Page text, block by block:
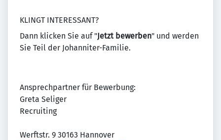
KLINGT INTERESSANT?
Dann klicken Sie auf "Jetzt bewerben" und werden
Sie Teil der Johanniter-Familie.
Ansprechpartner für Bewerbung:
Greta Seliger
Recruiting
Werftstr. 9 30163 Hannover